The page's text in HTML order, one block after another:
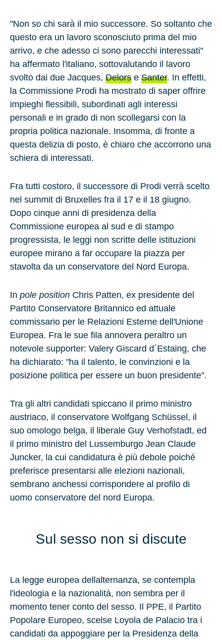
"Non so chi sarà il mio successore. So soltanto che
questo era un lavoro sconosciuto prima del mio
arrivo, e che adesso ci sono parecchi interessati"
ha affermato l'italiano, sottovalutando il lavoro
svolto dai due Jacques, Delors e Santer. In effetti,
la Commissione Prodi ha mostrato di saper offrire
impieghi flessibili, subordinati agli interessi
personali e in grado di non scollegarsi con la
propria politica nazionale. Insomma, di fronte a
questa delizia di posto, è chiaro che accorrono una
schiera di interessati.
Fra tutti costoro, il successore di Prodi verrà scelto
nel summit di Bruxelles fra il 17 e il 18 giugno.
Dopo cinque anni di presidenza della
Commissione europea al sud e di stampo
progressista, le leggi non scritte delle istituzioni
europee mirano a far occupare la piazza per
stavolta da un conservatore del Nord Europa.
In pole position Chris Patten, ex presidente del
Partito Conservatore Britannico ed attuale
commissario per le Relazioni Esterne dell'Unione
Europea. Fra le sue fila annovera peraltro un
notevole supporter: Valery Giscard d´Estaing, che
ha dichiarato: "ha il talento, le convinzioni e la
posizione politica per essere un buon presidente".
Tra gli altri candidati spiccano il primo ministro
austriaco, il conservatore Wolfgang Schüssel, il
suo omologo belga, il liberale Guy Verhofstadt, ed
il primo ministro del Lussemburgo Jean Claude
Juncker, la cui candidatura è più debole poiché
preferisce presentarsi alle elezioni nazionali,
sembrano anchessi corrispondere al profilo di
uomo conservatore del nord Europa.
Sul sesso non si discute
La legge europea dellalternanza, se contempla
l'ideologia e la nazionalità, non sembra per il
momento tener conto del sesso. Il PPE, il Partito
Popolare Europeo, scelse Loyola de Palacio tra i
candidati da appoggiare per la Presidenza della